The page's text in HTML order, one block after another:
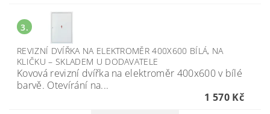
3.
REVIZNÍ DVÍŘKA NA ELEKTROMĚR 400X600 BÍLÁ, NA
KLIČKU–SKLADEM U DODAVATELE
Kovová revizní dvířka na elektroměr 400x600 v bílé
barvě. Otevírání na...
1 570 Kč